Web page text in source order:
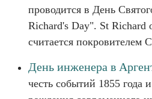
проводится в День
Richard's Day". St Richard
считается покровителем
День инженера в
честь событий 1855 года